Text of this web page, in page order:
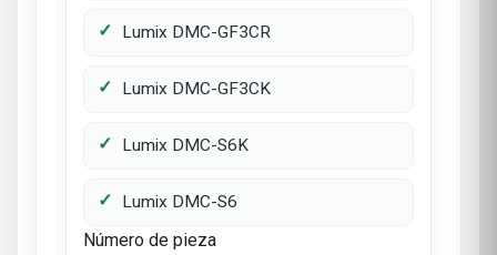
Lumix DMC-GF3CR
Lumix DMC-GF3CK
Lumix DMC-S6K
Lumix DMC-S6
Número de pieza